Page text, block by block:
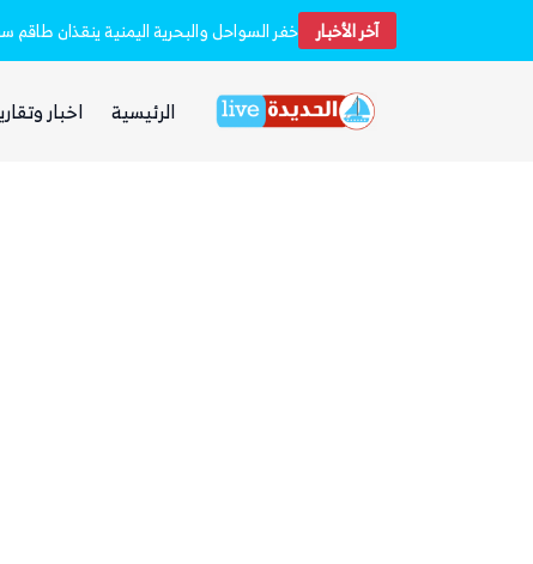
آخر الأخبار
الرئيسية اخبار